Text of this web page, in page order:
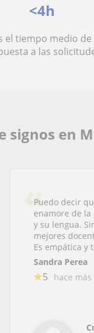
<4h
el tiempo medio de
a las
signos en
Puedo decir
enamore de
y su lengua.
mejores
Es empática y
Sandra Perea
5 hace